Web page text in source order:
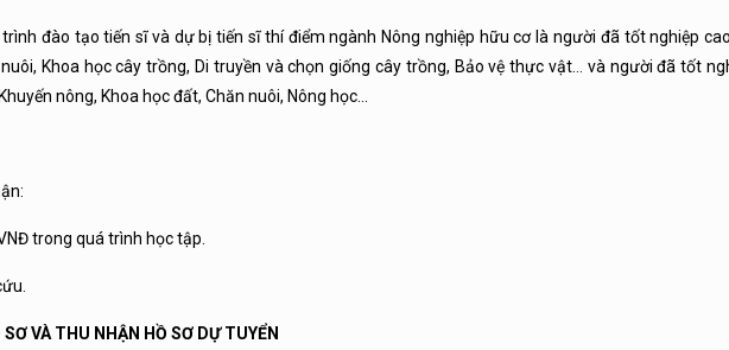
đào tạo tiến sĩ và dự bị tiến sĩ thí điểm ngành Nông nghiệp hữu cơ là người đã tốt nghiệp
Khoa học cây trồng, Di truyền và chọn giống cây trồng, Bảo vệ thực vật… và người đã tốt
nông, Khoa học đất, Chăn nuôi, Nông học…
trong quá trình học tập.
cứu.
VÀ THU NHẬN HỒ SƠ DỰ TUYỂN